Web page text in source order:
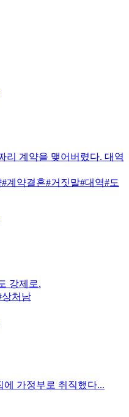
리 계약을 맺어버렸다. 대역
#계약결혼#거짓말#대역#도
강제로.
상처남
가정부로 취직했다...